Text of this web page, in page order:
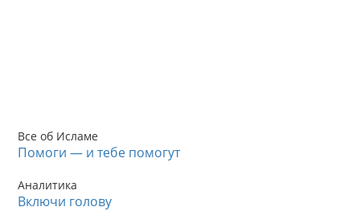
Все об Исламе
Помоги — и тебе помогут
Аналитика
Включи голову